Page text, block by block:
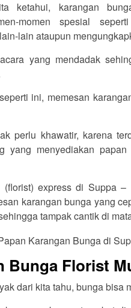
ketahui, karangan
momen spesial
lain ataupun
yang mendadak
ini, memesan
perlu khawatir, karena
yang menyediakan
(florist) express di Suppa
karangan bunga yang
tampak cantik di
Bunga Florist
dari kita tahu, bunga bisa